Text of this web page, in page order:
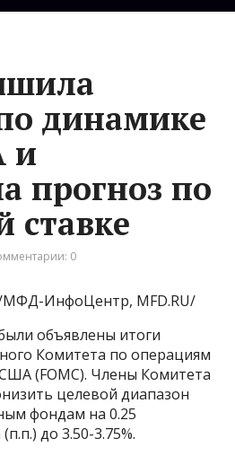
динамике
и
прогноз по
ставке
0
МФД-ИнфоЦентр, MFD.RU/
объявлены итоги
Комитета по операциям
(FOMC). Члены Комитета
целевой диапазон
фондам на 0.25
до 3.50-3.75%.